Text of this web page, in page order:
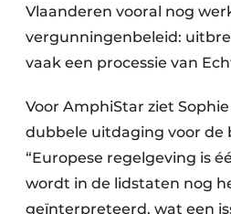
Vlaanderen vooral nog
vergunningenbeleid:
vaak een processie van
Voor AmphiStar ziet
dubbele uitdaging voor de
“Europese regelgeving is
wordt in de lidstaten nog
geïnter­preteerd, wat een